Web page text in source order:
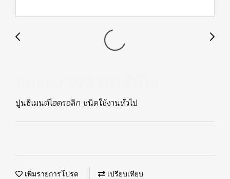
ปูนซีเมนต์ไฮดรอลิก ชนิดใช้งานทั่วไป
เพิ่มรายการโปรด เปรียบเทียบ